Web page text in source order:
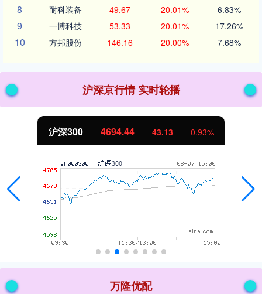
8 耐科装备 49.67 20.01% 6.83%
9 一博科技 53.33 20.01% 17.26%
10 方邦股份 146.16 20.00% 7.68%
沪深京行情 实时轮播
沪深300 4694.44 43.13 0.93%
万隆优配